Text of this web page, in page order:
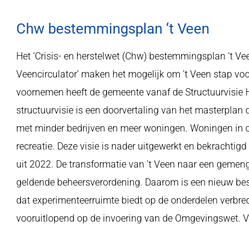
Chw bestemmingsplan ‘t Veen
Het ‘Crisis- en herstelwet (Chw) bestemmingsplan ’t
Veencirculator’ maken het mogelijk om ’t Veen stap
voornemen heeft de gemeente vanaf de
structuurvisie is een doorvertaling van het masterplan
met minder bedrijven en meer woningen. Woningen
recreatie. Deze visie is nader uitgewerkt en
uit 2022. De transformatie van ’t Veen naar een
geldende beheersverordening. Daarom is een nieuw
dat experimenteerruimte biedt op de onderdelen
vooruitlopend op de invoering van de Omgevingswet.